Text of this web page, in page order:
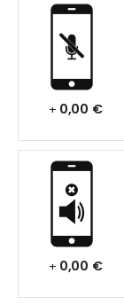
+ 0,00 €
+ 0,00 €